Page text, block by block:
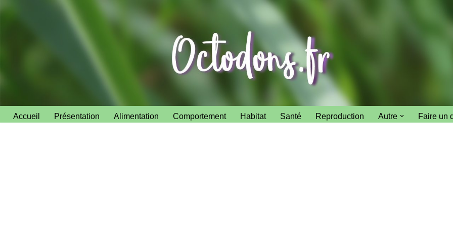
Accueil Présentation Alimentation Comportement Habitat Santé Reproduction Autre Faire un